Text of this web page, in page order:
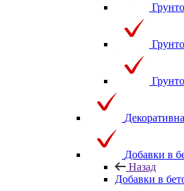
Добавки в
Назад
Добавки в